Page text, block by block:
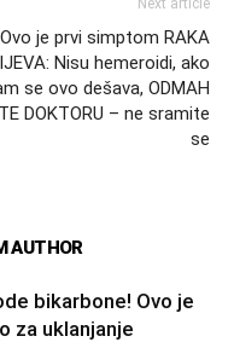
Ovo je prvi simptom RAKA
Nisu hemeroidi, ako
se ovo dešava, ODMAH
DOKTORU – ne sramite
se
AUTHOR
bikarbone! Ovo je
za uklanjanje